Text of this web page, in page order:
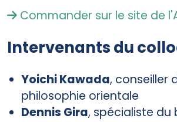
Commander sur le site de
Intervenants du
Yoichi Kawada, conseiller
philosophie orientale
Dennis Gira, spécialiste du